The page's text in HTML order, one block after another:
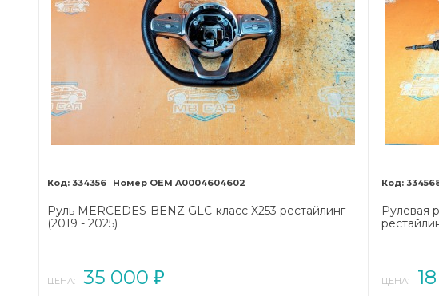
334356 A0004604602
Руль MERCEDES-BENZ GLC-класс X253 рестайлинг
(2019 - 2025)
ЦЕНА: 35 000 ₽
Рулевая
ЦЕНА: